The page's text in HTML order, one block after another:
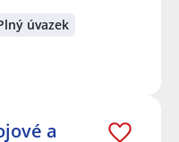
úvazek
a